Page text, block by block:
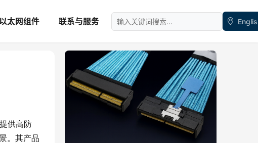
太网组件 联系与服务
供高防
。其产品